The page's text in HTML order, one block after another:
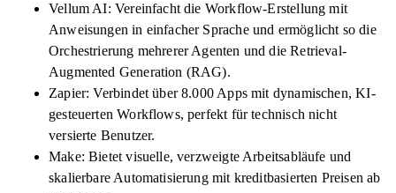
Vellum AI: Vereinfacht die Workflow-Erstellung mit
Anweisungen in einfacher Sprache und ermöglicht so die
Orchestrierung mehrerer Agenten und die Retrieval-
Augmented Generation (RAG).
Zapier: Verbindet über 8.000 Apps mit dynamischen, KI-
gesteuerten Workflows, perfekt für technisch nicht
versierte Benutzer.
Make: Bietet visuelle, verzweigte Arbeitsabläufe und
skalierbare Automatisierung mit kreditbasierten Preisen ab